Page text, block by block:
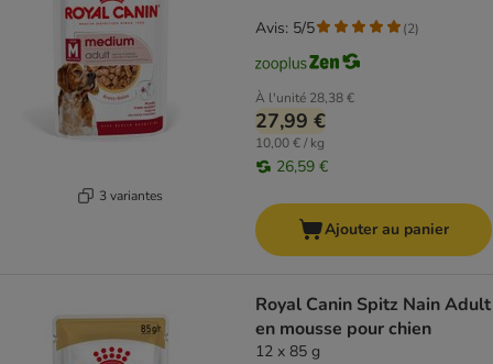
3 variantes
À l'unité 28,38 €
27,99 €
10,00 € / kg
26,59 €
Avis: 5/5 (2)
Ajouter au panier
Royal Canin Spitz Nain Adult
en mousse pour chien
12 x 85 g